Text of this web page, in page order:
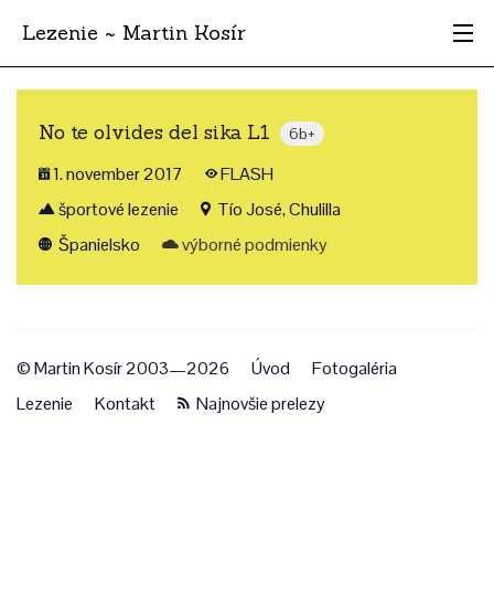
Lezenie ~ Martin Kosír
Najhodnotnejšie
Krajina
Štýl
No te olvides del sika L1 6b+
1. november 2017
FLASH
športové lezenie
Tío José, Chulilla
Španielsko
výborné podmienky
© Martin Kosír 2003—2026 Úvod
Fotogaléria
Lezenie
Kontakt Najnovšie prelezy